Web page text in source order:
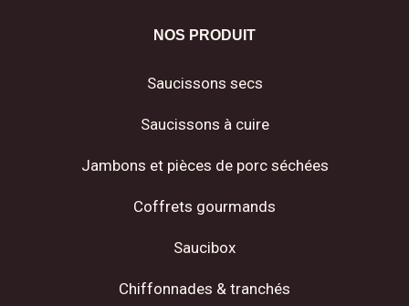
NOS PRODUIT
Saucissons secs
Saucissons à cuire
Jambons et pièces de porc séchées
Coffrets gourmands
Saucibox
Chiffonnades & tranchés